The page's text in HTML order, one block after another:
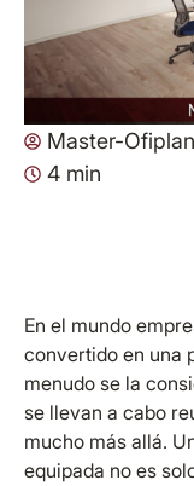
Master-
4 min
En el mundo
convertido en una
menudo se la
se llevan a cabo
mucho más allá.
equipada no es